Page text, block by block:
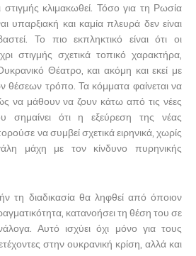
κλιμακωθεί. Τόσο για τη Ρωσία
υπαρξιακή και καμία πλευρά δεν είναι
Το πιο εκπληκτικό είναι ότι οι
στιγμής σχετικά τοπικό χαρακτήρα,
Θέατρο, και ακόμη και εκεί με
θέσεων τρόπο. Τα κόμματα φαίνεται να
να μάθουν να ζουν κάτω από τις νέες
σημαίνει ότι η εξεύρεση της νέας
να συμβεί σχετικά ειρηνικά, χωρίς
μάχη με τον κίνδυνο πυρηνικής
τη διαδικασία θα ληφθεί από όποιον
κατανοήσει τη θέση του σε
Αυτό ισχύει όχι μόνο για τους
στην ουκρανική κρίση, αλλά και